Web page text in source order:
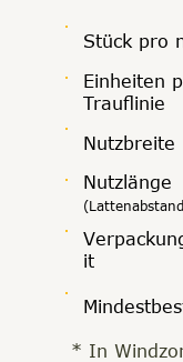
Stück pro
Einheiten
Trauflinie
Nutzbreite
Nutzlänge
it
* In